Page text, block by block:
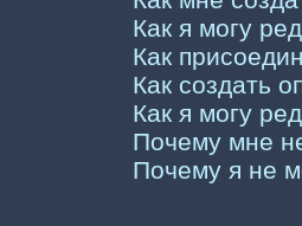
Как я могу
Как
Как создать
Как я могу
Почему мне
Почему я не